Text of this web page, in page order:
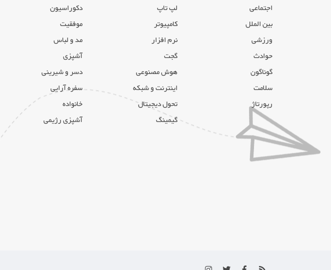
اجتماعی
بین الملل
ورزشی
حوادث
گوناگون
سلامت
رپورتاژ
لپ تاپ
کامپیوتر
نرم افزار
گجت
هوش مصنوعی
اینترنت و شبکه
تحول دیجیتال
گیمینگ
دکوراسیون
موفقیت
مد و لباس
آشپزی
دسر و شیرینی
سفره آرایی
خانواده
آشپزی رژیمی